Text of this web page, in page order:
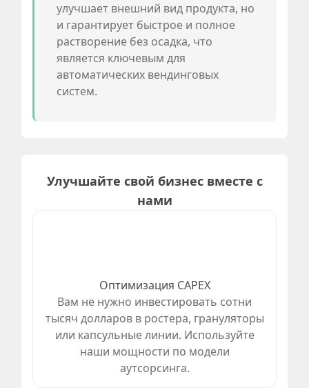
улучшает внешний вид продукта, но
и гарантирует быстрое и полное
растворение без осадка, что
является ключевым для
автоматических вендинговых
систем.
Улучшайте свой бизнес вместе с
нами
Оптимизация CAPEX
Вам не нужно инвестировать сотни
тысяч долларов в ростера, грануляторы
или капсульные линии. Используйте
наши мощности по модели
аутсорсинга.